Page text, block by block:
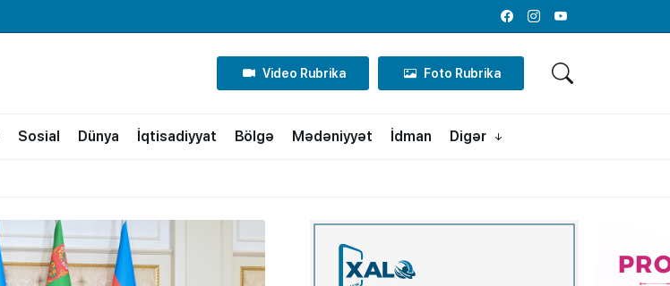
FacebookInstagramYoutube
Video Rubrika Foto Rubrika
Sosial Dünya İqtisadiyyat Bölgə Mədəniyyət İdman Digər